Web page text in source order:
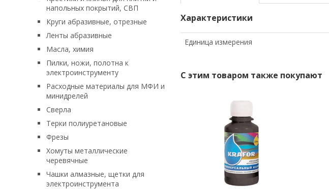
Характеристики
Единица измерения
С этим товаром также покупают
напольных покрытий, СВП
Круги абразивные, отрезные
Ленты абразивные
Масла, химия
Пилки, ножи, полотна к
электроинструменту
Расходные материалы для МФИ и
минидрелей
Сверла
Терки полиуретановые
Фрезы
Хомуты металлические
черевячные
Чашки алмазные, щетки для
электроинструмента